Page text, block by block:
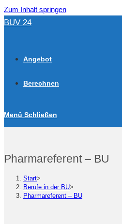
Zum Inhalt springen
BUV 24
Angebot
Berechnen
Menü Schließen
Pharmareferent – BU
Start>
Berufe in der BU>
Pharmareferent – BU